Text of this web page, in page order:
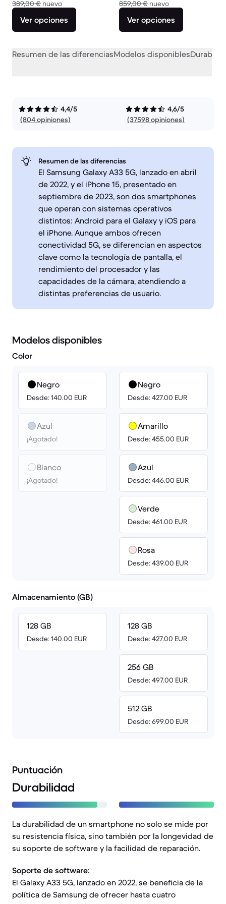
389,00 € nuevoEl dispositivo nuevo vale 389,00 €
Ver opciones
859,00 € nuevoEl dispositivo
Ver opciones
Resumen de las diferenciasModelos disponibles
4,4/5
(804 opiniones)
4,6/5
(37598 opiniones)
Resumen de las diferencias
El Samsung Galaxy A33 5G, lanzado en abril
de 2022, y el iPhone 15, presentado en
septiembre de 2023, son dos smartphones
que operan con sistemas operativos
distintos: Android para el Galaxy y iOS para
el iPhone. Aunque ambos ofrecen
conectividad 5G, se diferencian en aspectos
clave como la tecnología de pantalla, el
rendimiento del procesador y las
capacidades de la cámara, atendiendo a
distintas preferencias de usuario.
Modelos disponibles
Color
Negro
Desde: 140.00 EUR
Azul
¡Agotado!
Blanco
¡Agotado!
Negro
Desde: 427.00 EUR
Amarillo
Desde: 455.00 EUR
Azul
Desde: 446.00 EUR
Verde
Desde: 461.00 EUR
Rosa
Desde: 439.00 EUR
Almacenamiento (GB)
128 GB
Desde: 140.00 EUR
128 GB
Desde: 427.00 EUR
256 GB
Desde: 497.00 EUR
512 GB
Desde: 699.00 EUR
Puntuación
Durabilidad
La durabilidad de un smartphone no solo se mide por
su resistencia física, sino también por la longevidad de
su soporte de software y la facilidad de reparación.
Soporte de software:
El Galaxy A33 5G, lanzado en 2022, se beneficia de la
política de Samsung de ofrecer hasta cuatro